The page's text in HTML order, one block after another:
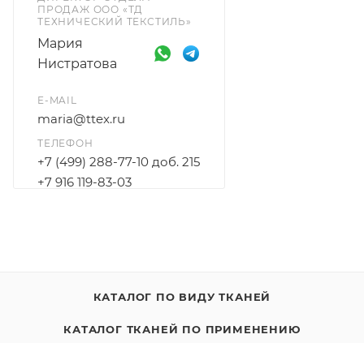
ПРОДАЖ ООО «ТД
ТЕХНИЧЕСКИЙ ТЕКСТИЛЬ»
Мария
Нистратова
E-MAIL
maria@ttex.ru
ТЕЛЕФОН
+7 (499) 288-77-10 доб. 215
+7 916 119-83-03
КАТАЛОГ ПО ВИДУ ТКАНЕЙ
КАТАЛОГ ТКАНЕЙ ПО ПРИМЕНЕНИЮ